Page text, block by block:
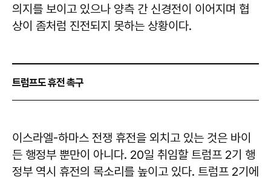
의지를 보이고 있으나 양측 간 신경전이 이어지며 협
상이 좀처럼 진전되지 못하는 상황이다.
트럼프도 휴전 촉구
이스라엘-하마스 전쟁 휴전을 외치고 있는 것은 바이
든 행정부 뿐만이 아니다. 20일 취임할 트럼프 2기 행
정부 역시 휴전의 목소리를 높이고 있다. 트럼프 2기에